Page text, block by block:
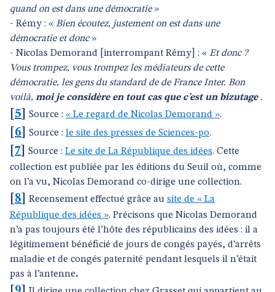
quand on est dans une démocratie»
- Rémy : « Bien écoutez, justement on est dans une
démocratie et donc»
- Nicolas Demorand [interrompant Rémy] : « Et donc ?
Vous trompez, vous trompez les médiateurs de cette
démocratie, les gens du standard de de France Inter. Bon
voilà, moi je considère en tout cas que c’est un bizutage .
5 Source : « Le regard de Nicolas Demorand ».
6 Source : le site des presses de Sciences-po.
7 Source : Le site de La République des idées. Cette
collection est publiée par les éditions du Seuil où, comme
on l’a vu, Nicolas Demorand co-dirige une collection.
8 Recensement effectué grâce au site de « La
République des idées ». Précisons que Nicolas Demorand
n’a pas toujours été l’hôte des républicains des idées : il a
légitimement bénéficié de jours de congés payés, d’arrêts
maladie et de congés paternité pendant lesquels il n’était
pas à l’antenne.